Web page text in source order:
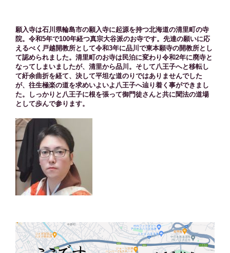
願入寺は石川県輪島市の願入寺に起源を持つ北海道の清里町の寺
院。令和5年で100年経つ真宗大谷派のお寺です。先達の願いに応
えるべく戸越開教所として令和3年に品川で東本願寺の開教所とし
て認められました。清里町のお寺は民泊に変わり令和2年に廃寺と
なってしまいましたが、清里から品川。そして八王子へと移転し
て紆余曲折を経て、決して平坦な道のりではありませんでした
が、往生極楽の道を求めいよいよ八王子へ辿り着く事ができまし
た。しっかりと八王子に根を張って御門徒さんと共に聞法の道場
として歩んで参ります。